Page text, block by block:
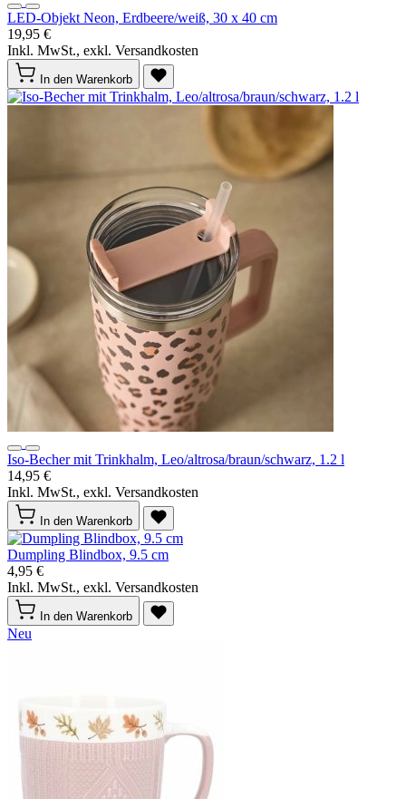
LED-Objekt Neon, Erdbeere/weiß, 30 x 40 cm
19,95 €
Inkl. MwSt., exkl. Versandkosten
In den Warenkorb
Iso-Becher mit Trinkhalm, Leo/altrosa/braun/schwarz, 1.2 l
14,95 €
Inkl. MwSt., exkl. Versandkosten
In den Warenkorb
Dumpling Blindbox, 9.5 cm
4,95 €
Inkl. MwSt., exkl. Versandkosten
In den Warenkorb
Neu